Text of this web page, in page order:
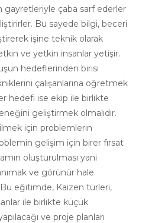
çaba sarf ederler
Bu sayede bilgi, beceri
işine teknik olarak
ve yetkin insanlar yetişir.
hedeflerinden birisi
çalışanlarına öğretmek
hedefi ise ekip ile birlikte
geliştirmek olmalıdır.
için problemlerin
gelişim için birer fırsat
oluşturulması yani
ve görünür hale
eğitimde, Kaizen türleri,
ile birlikte küçük
ve proje planları